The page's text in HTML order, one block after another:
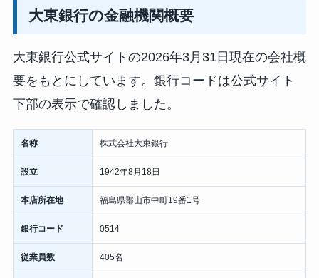
大東銀行の金融機関概要
大東銀行公式サイトの2026年3月31日現在の会社概
要をもとにしています。銀行コードは公式サイト
下部の表示で確認しました。
名称 株式会社大東銀行
設立 1942年8月18日
本店所在地 福島県郡山市中町19番1号
銀行コード 0514
従業員数 405名